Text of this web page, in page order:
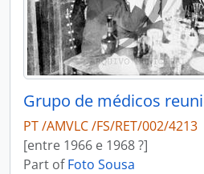
PT /AMVLC /FS/RET/002/4213
[entre 1966 e 1968 ?]
Part ofFoto Sousa